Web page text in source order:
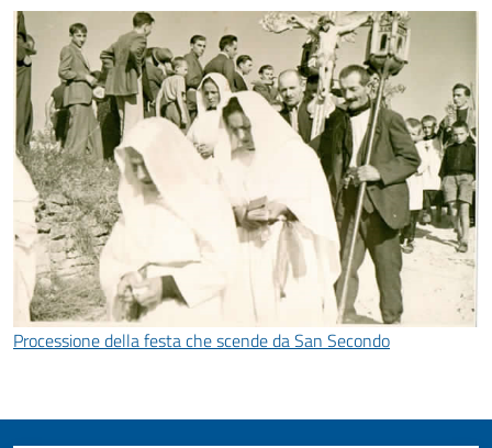
Processione della festa che scende da San Secondo